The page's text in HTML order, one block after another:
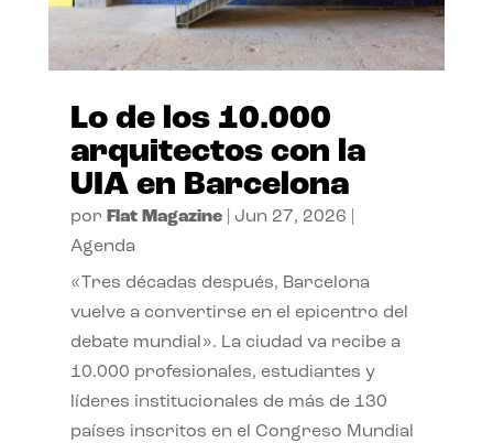
Lo de los 10.000
arquitectos con la
UIA en Barcelona
por Flat Magazine| Jun 27, 2026
Agenda
«Tres décadas después, Barcelona
vuelve a convertirse en el epicentro del
debate mundial». La ciudad va recibe a
10.000 profesionales, estudiantes y
líderes institucionales de más de 130
países inscritos en el Congreso Mundial